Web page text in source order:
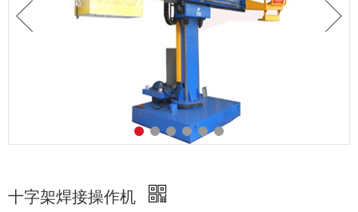
十字架焊接操作机